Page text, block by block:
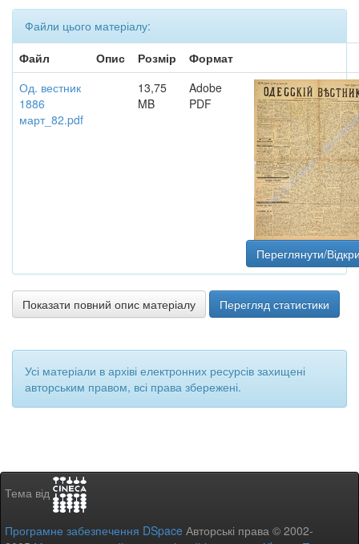
Файли цього матеріалу:
Файл
Опис Розмір
Формат
Од. вестник
1886
март_82.pdf
13,75
MB
Adobe
PDF
Переглянути/
Показати повний опис матеріалу Перегляд статистики
Усі матеріали в архіві електронних ресурсів захищені
авторським правом, всі права збережені.
Тема від
Програмне забезпечення DSpace Авторські права © 2002-